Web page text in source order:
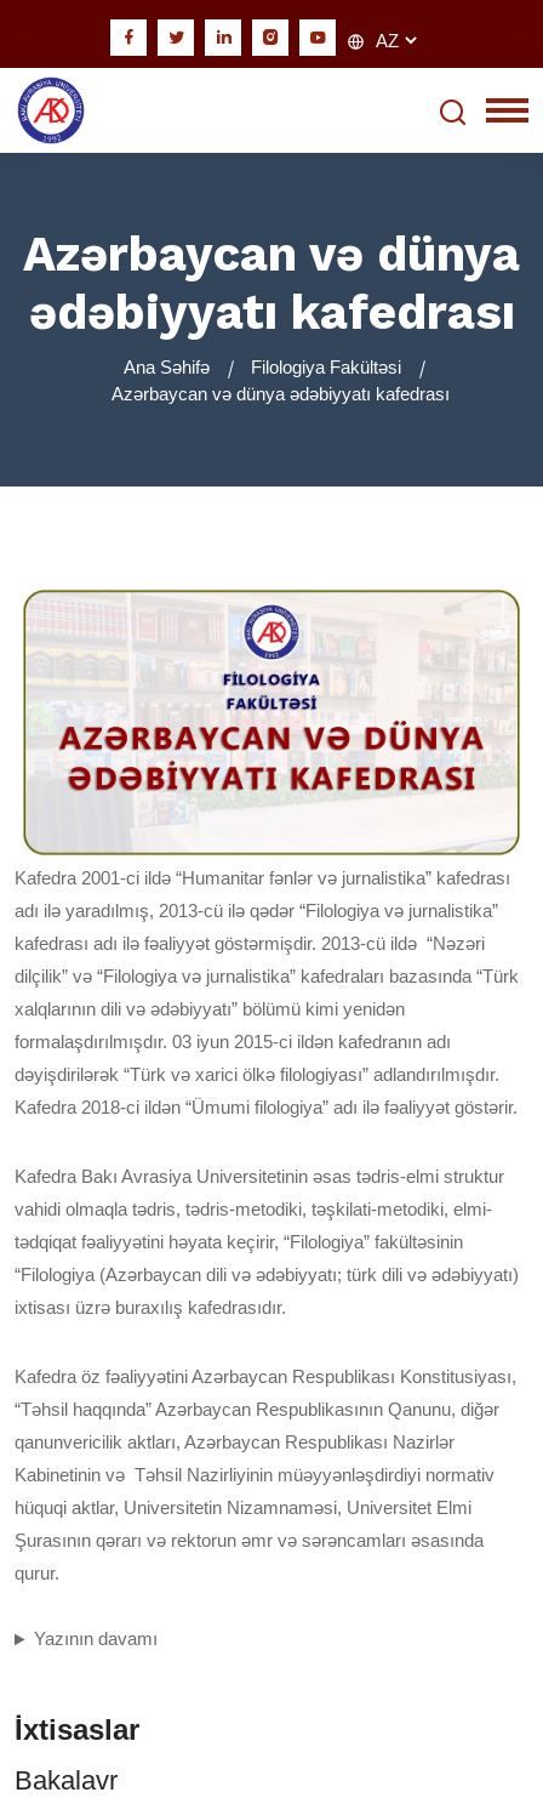
Azərbaycan və dünya
ədəbiyyatı kafedrası
Ana Səhifə
Filologiya Fakültəsi
Azərbaycan və dünya ədəbiyyatı kafedrası
Kafedra 2001-ci ildə “Humanitar fənlər və jurnalistika” kafedrası
adı ilə yaradılmış, 2013-cü ilə qədər “Filologiya və jurnalistika”
kafedrası adı ilə fəaliyyət göstərmişdir. 2013-cü ildə “Nəzəri
dilçilik” və “Filologiya və jurnalistika” kafedraları bazasında “Türk
xalqlarının dili və ədəbiyyatı” bölümü kimi yenidən
formalaşdırılmışdır. 03 iyun 2015-ci ildən kafedranın adı
dəyişdirilərək “Türk və xarici ölkə filologiyası” adlandırılmışdır.
Kafedra 2018-ci ildən “Ümumi filologiya” adı ilə fəaliyyət göstərir.
Kafedra Bakı Avrasiya Universitetinin əsas tədris-elmi struktur
vahidi olmaqla tədris, tədris-metodiki, təşkilati-metodiki, elmi-
tədqiqat fəaliyyətini həyata keçirir, “Filologiya” fakültəsinin
“Filologiya (Azərbaycan dili və ədəbiyyatı; türk dili və ədəbiyyatı)
ixtisası üzrə buraxılış kafedrasıdır.
Kafedra öz fəaliyyətini Azərbaycan Respublikası Konstitusiyası,
“Təhsil haqqında” Azərbaycan Respublikasının Qanunu, diğər
qanunvericilik aktları, Azərbaycan Respublikası Nazirlər
Kabinetinin və Təhsil Nazirliyinin müəyyənləşdirdiyi normativ
hüquqi aktlar, Universitetin Nizamnaməsi, Universitet Elmi
Şurasının qərarı və rektorun əmr və sərəncamları əsasında
qurur.
Yazının davamı
İxtisaslar
Bakalavr